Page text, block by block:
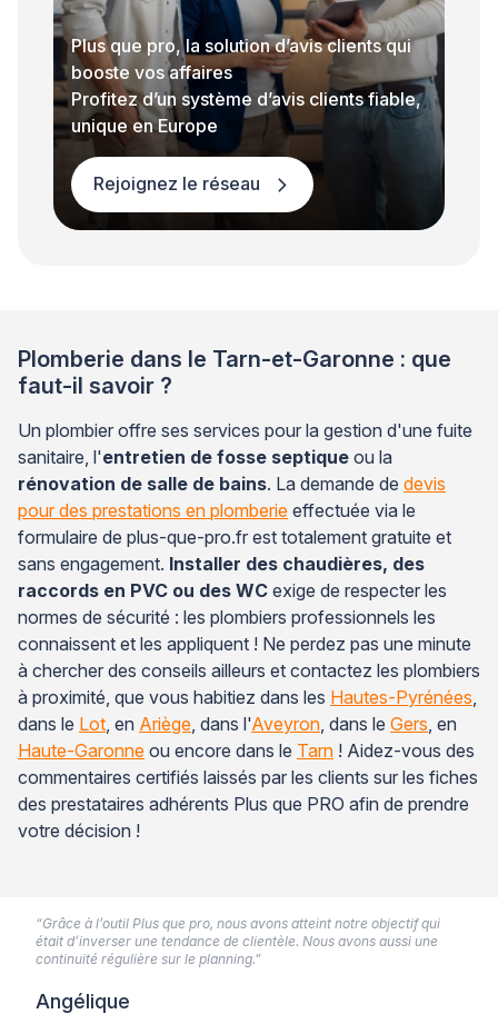
Plus que pro, la solution d’avis clients qui
booste vos affaires
Profitez d’un système d’avis clients fiable,
unique en Europe
Rejoignez le réseau
Plomberie dans le Tarn-et-Garonne : que
faut-il savoir ?
Un plombier offre ses services pour la gestion d'une fuite
sanitaire, l'entretien de fosse septique ou la
rénovation de salle de bains. La demande de devis
pour des prestations en plomberie effectuée via le
formulaire de plus-que-pro.fr est totalement gratuite et
sans engagement. Installer des chaudières, des
raccords en PVC ou des WC exige de respecter les
normes de sécurité : les plombiers professionnels les
connaissent et les appliquent ! Ne perdez pas une minute
à chercher des conseils ailleurs et contactez les plombiers
à proximité, que vous habitiez dans les Hautes-Pyrénées
dans le Lot , en Ariège , dans l'Aveyron , dans le Gers , en
Haute-Garonne ou encore dans le Tarn ! Aidez-vous des
commentaires certifiés laissés par les clients sur les fiches
des prestataires adhérents Plus que PRO afin de prendre
votre décision !
“Grâce à l’outil Plus que pro, nous avons atteint notre objectif qui
était d’inverser une tendance de clientèle. Nous avons aussi une
continuité régulière sur le planning.”
Angélique